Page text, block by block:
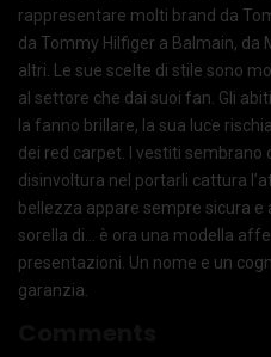
rappresentare molti brand da
da Tommy Hilfiger a Balmain, da
altri. Le sue scelte di stile sono
al settore che dai suoi fan. Gli
la fanno brillare, la sua luce
dei red carpet. I vestiti sembrano
disinvoltura nel portarli cattura
bellezza appare sempre sicura e
sorella di… è ora una modella
presentazioni. Un nome e un
garanzia.